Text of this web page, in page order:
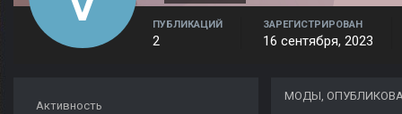
ПУБЛИКАЦИЙ
2
ЗАРЕГИСТРИРОВАН
16 сентября, 2023
Активность
МОДЫ,